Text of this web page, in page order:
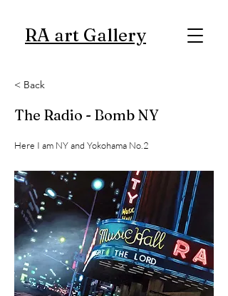
RA art Gallery
< Back
The Radio - Bomb NY
Here I am NY and Yokohama No.2